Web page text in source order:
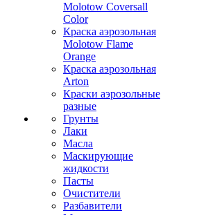
Molotow Coversall
Color
Краска аэрозольная
Molotow Flame
Orange
Краска аэрозольная
Arton
Краски аэрозольные
разные
Грунты
Лаки
Масла
Маскирующие
жидкости
Пасты
Очистители
Разбавители